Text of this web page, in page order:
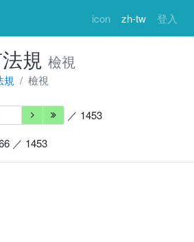
icon zh-tw 登入
規 檢視
規 檢視
／ 1453
／ 1453